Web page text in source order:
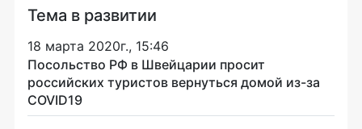
Тема в развитии
18 марта 2020г., 15:46
Посольство РФ в Швейцарии просит
российских туристов вернуться домой из-за
COVID19